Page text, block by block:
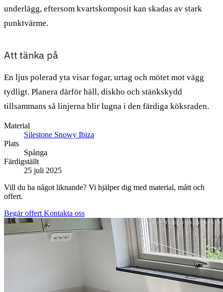
underlägg, eftersom kvartskomposit kan skadas av stark
punktvärme.
Att tänka på
En ljus polerad yta visar fogar, urtag och mötet mot vägg
tydligt. Planera därför häll, diskho och stänkskydd
tillsammans så linjerna blir lugna i den färdiga köksraden.
Material
Silestone Snowy Ibiza
Plats
Spånga
Färdigställt
25 juli 2025
Vill du ha något liknande? Vi hjälper dig med material, mått och
offert.
Begär offert Kontakta oss